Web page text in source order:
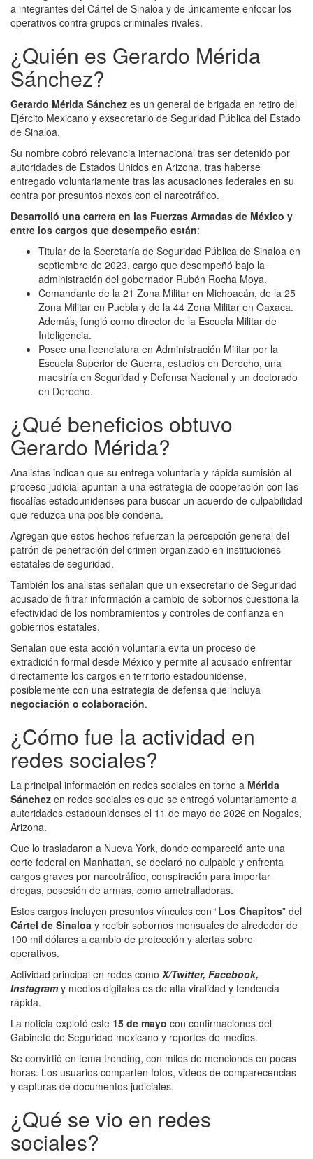
a integrantes del Cártel de Sinaloa y de únicamente enfocar los
operativos contra grupos criminales rivales.
¿Quién es Gerardo Mérida
Sánchez?
Gerardo Mérida Sánchez es un general de brigada en retiro del
Ejército Mexicano y exsecretario de Seguridad Pública del Estado
de Sinaloa.
Su nombre cobró relevancia internacional tras ser detenido por
autoridades de Estados Unidos en Arizona, tras haberse
entregado voluntariamente tras las acusaciones federales en su
contra por presuntos nexos con el narcotráfico.
Desarrolló una carrera en las Fuerzas Armadas de México y
entre los cargos que desempeño están:
Titular de la Secretaría de Seguridad Pública de Sinaloa en
septiembre de 2023, cargo que desempeñó bajo la
administración del gobernador Rubén Rocha Moya.
Comandante de la 21 Zona Militar en Michoacán, de la 25
Zona Militar en Puebla y de la 44 Zona Militar en Oaxaca.
Además, fungió como director de la Escuela Militar de
Inteligencia.
Posee una licenciatura en Administración Militar por la
Escuela Superior de Guerra, estudios en Derecho, una
maestría en Seguridad y Defensa Nacional y un doctorado
en Derecho.
¿Qué beneficios obtuvo
Gerardo Mérida?
Analistas indican que su entrega voluntaria y rápida sumisión al
proceso judicial apuntan a una estrategia de cooperación con las
fiscalías estadounidenses para buscar un acuerdo de culpabilidad
que reduzca una posible condena.
Agregan que estos hechos refuerzan la percepción general del
patrón de penetración del crimen organizado en instituciones
estatales de seguridad.
También los analistas señalan que un exsecretario de Seguridad
acusado de filtrar información a cambio de sobornos cuestiona la
efectividad de los nombramientos y controles de confianza en
gobiernos estatales.
Señalan que esta acción voluntaria evita un proceso de
extradición formal desde México y permite al acusado enfrentar
directamente los cargos en territorio estadounidense,
posiblemente con una estrategia de defensa que incluya
negociación o colaboración.
¿Cómo fue la actividad en
redes sociales?
La principal información en redes sociales en torno a Mérida
Sánchez en redes sociales es que se entregó voluntariamente a
autoridades estadounidenses el 11 de mayo de 2026 en Nogales,
Arizona.
Que lo trasladaron a Nueva York, donde compareció ante una
corte federal en Manhattan, se declaró no culpable y enfrenta
cargos graves por narcotráfico, conspiración para importar
drogas, posesión de armas, como ametralladoras.
Estos cargos incluyen presuntos vínculos con “Los Chapitos” del
Cártel de Sinaloa y recibir sobornos mensuales de alrededor de
100 mil dólares a cambio de protección y alertas sobre
operativos.
Actividad principal en redes como X/Twitter, Facebook,
Instagram y medios digitales es de alta viralidad y tendencia
rápida.
La noticia explotó este 15 de mayo con confirmaciones del
Gabinete de Seguridad mexicano y reportes de medios.
Se convirtió en tema trending, con miles de menciones en pocas
horas. Los usuarios comparten fotos, videos de comparecencias
y capturas de documentos judiciales.
¿Qué se vio en redes
sociales?